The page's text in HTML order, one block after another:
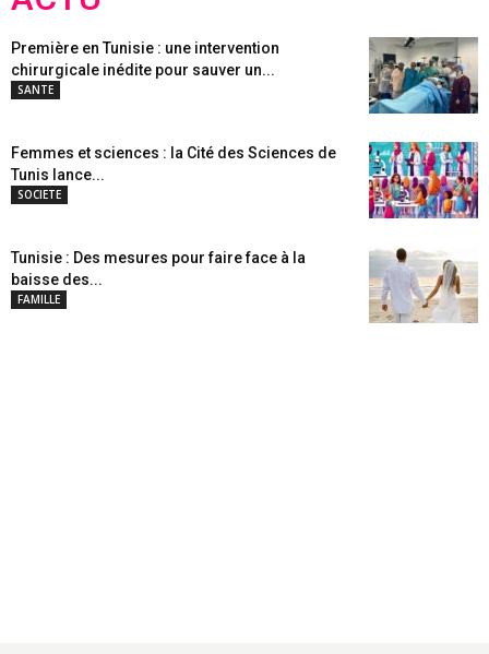
Première en Tunisie : une intervention
chirurgicale inédite pour sauver un...
SANTE
Femmes et sciences : la Cité des Sciences de
Tunis lance...
SOCIETE
Tunisie : Des mesures pour faire face à la
baisse des...
FAMILLE